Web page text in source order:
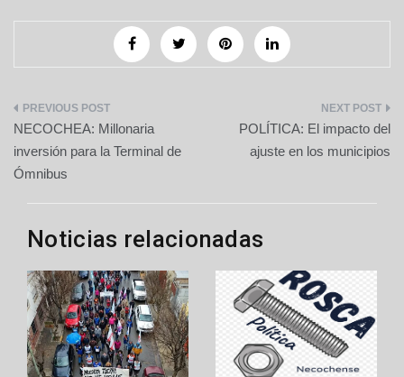
Navegación
de
entradas
NECOCHEA: Millonaria
inversión para la Terminal de
Ómnibus
POLÍTICA: El impacto del
ajuste en los municipios
Noticias relacionadas